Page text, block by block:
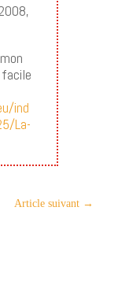
ind
La-
Article suivant →